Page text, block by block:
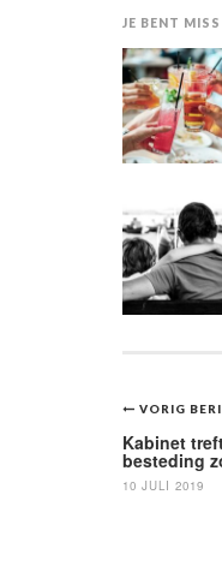
JE BENT
VORIG
Kabinet
besteding
10 JULI 2019